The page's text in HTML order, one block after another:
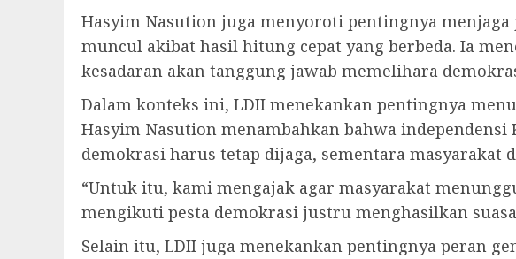
Hasyim Nasution juga menyoroti pentingnya
muncul akibat hasil hitung cepat yang berbeda. Ia
kesadaran akan tanggung jawab memelihara
Dalam konteks ini, LDII menekankan pentingnya
Hasyim Nasution menambahkan bahwa independensi
demokrasi harus tetap dijaga, sementara
“Untuk itu, kami mengajak agar masyarakat
mengikuti pesta demokrasi justru menghasilkan
Selain itu, LDII juga menekankan pentingnya peran